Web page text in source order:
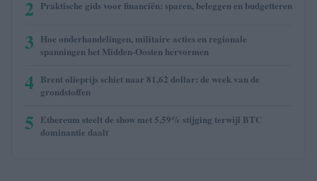
2 Praktische gids voor financiën: sparen, beleggen en budgetteren
3 Hoe onderhandelingen, militaire acties en regionale
spanningen het Midden-Oosten hervormen
4 Brent olieprijs schiet naar 81,62 dollar: de week van de
grondstoffen
5 Ethereum steelt de show met 5,59% stijging terwijl BTC
dominantie daalt